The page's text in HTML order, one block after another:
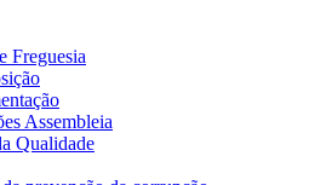
Freguesia
Assembleia
Qualidade